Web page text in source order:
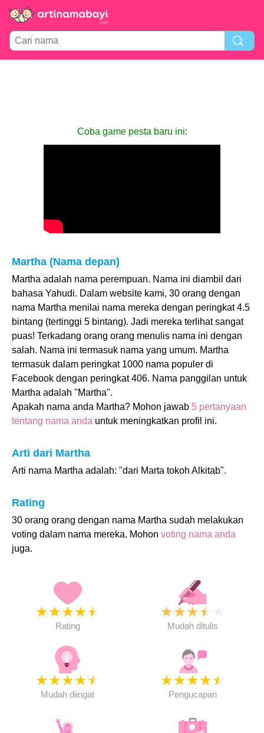
Coba game pesta baru ini:
Martha (Nama depan)
Martha adalah nama perempuan. Nama ini diambil dari
bahasa Yahudi. Dalam website kami, 30 orang dengan
nama Martha menilai nama mereka dengan peringkat 4.5
bintang (tertinggi 5 bintang). Jadi mereka terlihat sangat
puas! Terkadang orang orang menulis nama ini dengan
salah. Nama ini termasuk nama yang umum. Martha
termasuk dalam peringkat 1000 nama populer di
Facebook dengan peringkat 406. Nama panggilan untuk
Martha adalah "Martha".
Apakah nama anda Martha? Mohon jawab 5 pertanyaan
tentang nama anda untuk meningkatkan profil ini.
Arti dari Martha
Arti nama Martha adalah: "dari Marta tokoh Alkitab".
Rating
30 orang orang dengan nama Martha sudah melakukan
voting dalam nama mereka. Mohon voting nama anda
juga.
★★★★★
Rating
★★★★
Mudah ditulis
★★★★★
Mudah diingat
★★★★★
Pengucapan